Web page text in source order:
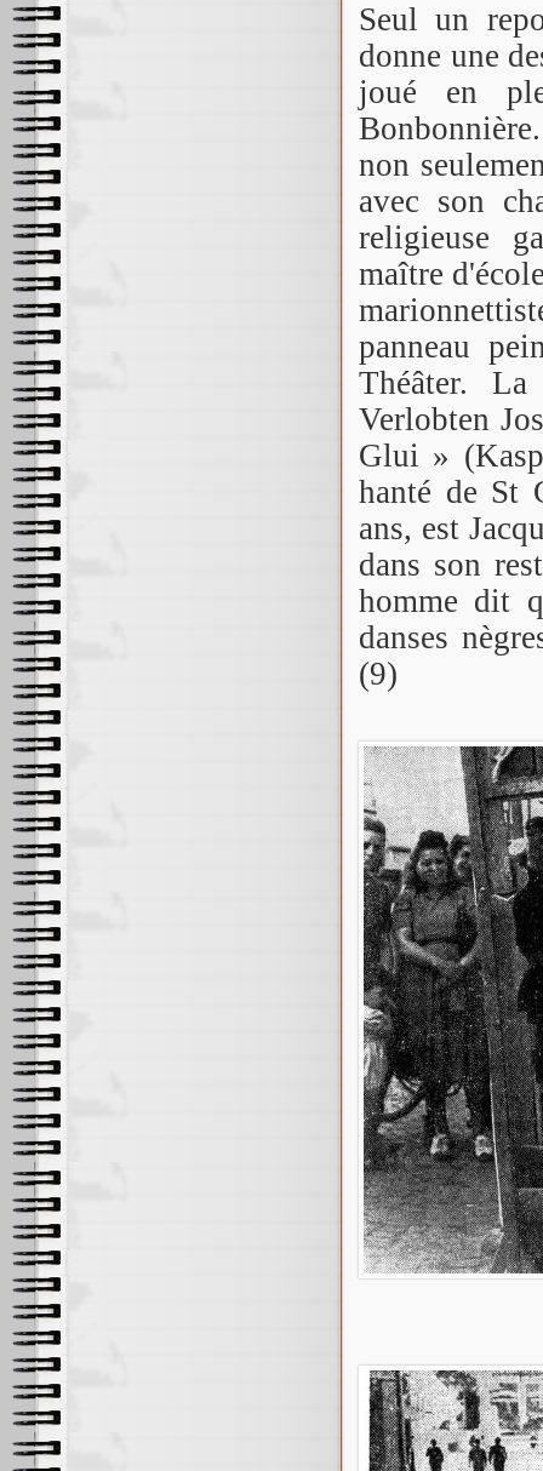
Seul un
donne une
joué en
non
avec son
religieuse
maître
panneau
Théâter.
Verlobten
Glui »
hanté de St
ans, est
dans son
homme dit
danses
(9)